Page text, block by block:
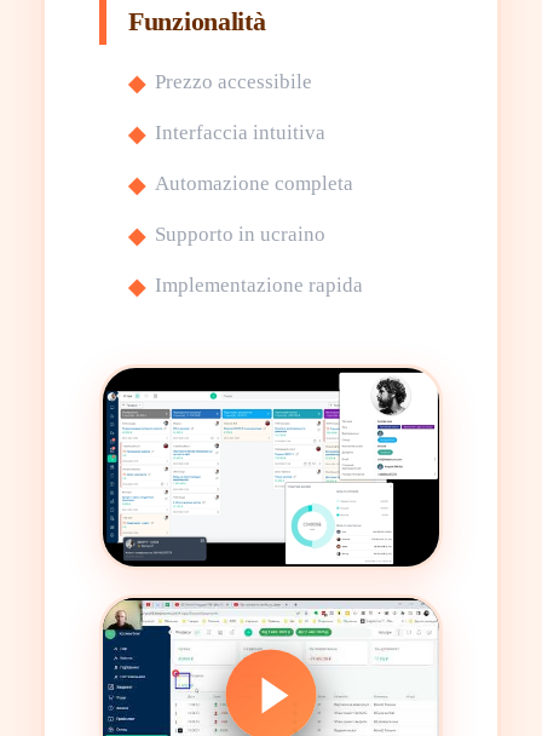
Funzionalità
Prezzo accessibile
Interfaccia intuitiva
Automazione completa
Supporto in ucraino
Implementazione rapida